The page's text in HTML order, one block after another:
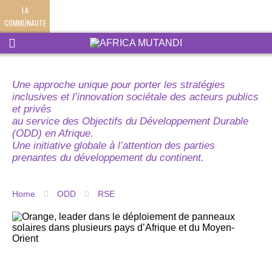
LA
COMMUNAUTE
Une approche unique pour porter les stratégies
inclusives et l’innovation sociétale des acteurs publics
et privés
au service des Objectifs du Développement Durable
(ODD) en Afrique.
Une initiative globale à l’attention des parties
prenantes du développement du continent.
Home ODD RSE